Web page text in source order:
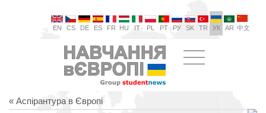
EN CS DE ES FR HU IT PL PT РУ SK TR УК AR 中文
« Аспірантура в Європі